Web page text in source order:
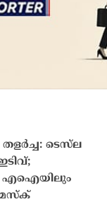
ടെസ്‌ല
എഐയിലും
മസ്‌ക്